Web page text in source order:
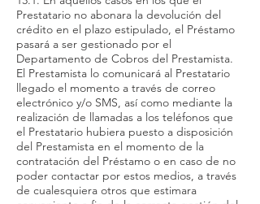
Prestatario no abonara la devolución del
crédito en el plazo estipulado, el Préstamo
pasará a ser gestionado por el
Departamento de Cobros del Prestamista.
El Prestamista lo comunicará al Prestatario
llegado el momento a través de correo
electrónico y/o SMS, así como mediante la
realización de llamadas a los teléfonos que
el Prestatario hubiera puesto a disposición
del Prestamista en el momento de la
contratación del Préstamo o en caso de no
poder contactar por estos medios, a través
de cualesquiera otros que estimara